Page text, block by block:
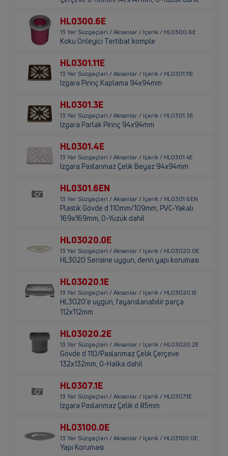
HL0300.6E
13 Yer Süzgeçleri / Aksanlar / Içerik / HL0300.6E
Koku Önleyici Tertibat komple
HL0301.11E
13 Yer Süzgeçleri / Aksanlar / Içerik / HL0301.11E
Izgara Pirinç Kaplama 94x94mm
HL0301.3E
13 Yer Süzgeçleri / Aksanlar / Içerik / HL0301.3E
Izgara Parlak Pirinç 94x94mm
HL0301.4E
13 Yer Süzgeçleri / Aksanlar / Içerik / HL0301.4E
Izgara Paslanmaz Çelik Beyaz 94x94mm
HL0301.6EN
13 Yer Süzgeçleri / Aksanlar / Içerik / HL0301.6EN
Plastik Gövde d 110mm/109mm, PVC-Yakalı
169x169mm, O-Yüzük dahil
HL03020.0E
13 Yer Süzgeçleri / Aksanlar / Içerik / HL03020.0E
HL3020 Serisine uygun, derin yapı koruması
HL03020.1E
13 Yer Süzgeçleri / Aksanlar / Içerik / HL03020.1E
HL3020'e uygun, fayanslanabilir parça
112x112mm
HL03020.2E
13 Yer Süzgeçleri / Aksanlar / Içerik / HL03020.2E
Gövde d 110/Paslanmaz Çelik Çerçeve
132x132mm, O-Halka dahil
HL0307.1E
13 Yer Süzgeçleri / Aksanlar / Içerik / HL0307.1E
Izgara Paslanmaz Çelik d 85mm
HL03100.0E
13 Yer Süzgeçleri / Aksanlar / Içerik / HL03100.0E
Yapı Koruması